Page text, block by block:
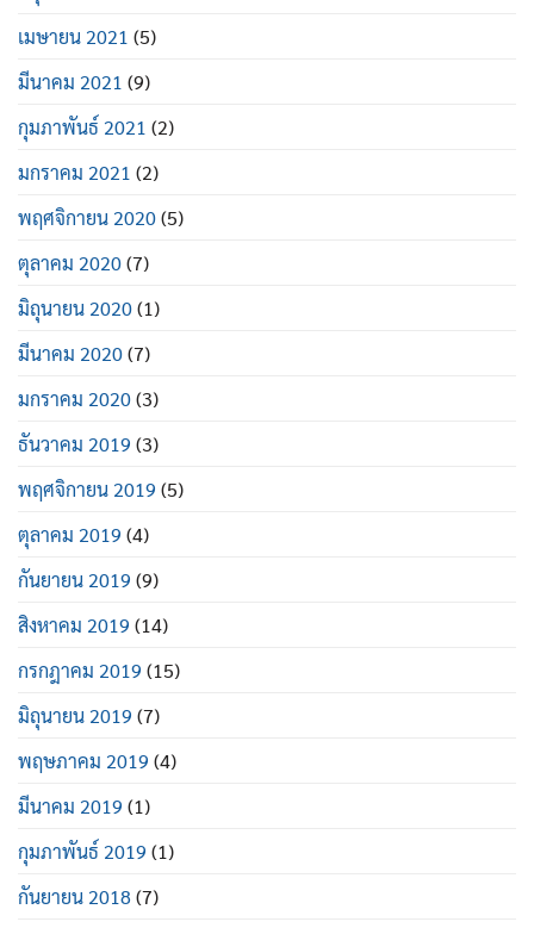
เมษายน 2021 (5)
มีนาคม 2021 (9)
กุมภาพันธ์ 2021 (2)
มกราคม 2021 (2)
พฤศจิกายน 2020(5)
ตุลาคม 2020(7)
มิถุนายน 2020(1)
มีนาคม 2020(7)
มกราคม 2020(3)
ธันวาคม 2019 (3)
พฤศจิกายน 2019 (5)
ตุลาคม 2019 (4)
กันยายน 2019 (9)
สิงหาคม 2019 (14)
กรกฎาคม 2019 (15)
มิถุนายน 2019 (7)
พฤษภาคม 2019 (4)
มีนาคม 2019 (1)
กุมภาพันธ์ 2019 (1)
กันยายน 2018(7)